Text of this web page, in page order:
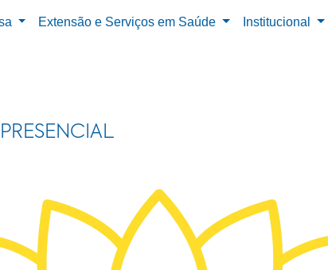
Extensão e Serviços em Saúde Institucional